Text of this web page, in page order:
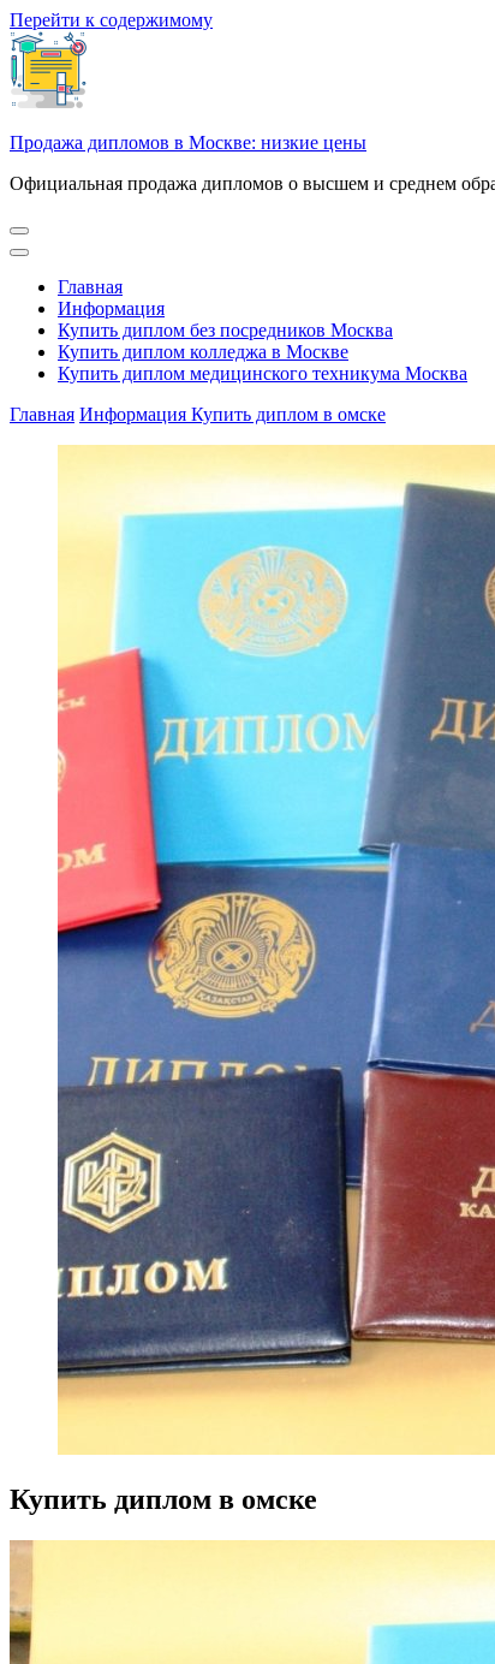
Перейти к содержимому
Продажа дипломов в Москве: низкие цены
Официальная продажа дипломов о высшем и среднем
Главная
Информация
Купить диплом без посредников Москва
Купить диплом колледжа в Москве
Купить диплом медицинского техникума Москва
Главная Информация Купить диплом в омске
Купить диплом в омске